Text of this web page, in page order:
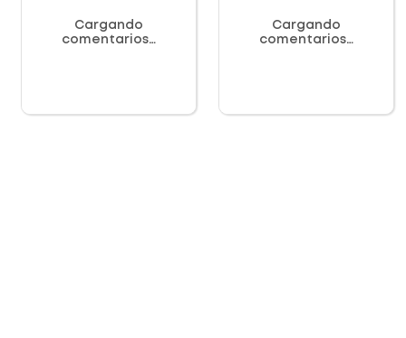
Cargando
comentarios…
Cargando
comentarios…